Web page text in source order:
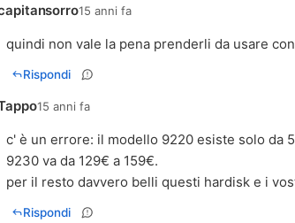
15 anni fa
quindi non vale la pena prenderli da usare
Rispondi
15 anni fa
c' è un errore: il modello 9220 esiste solo da
9230 va da 129€ a 159€.
per il resto davvero belli questi hardisk e i
Rispondi